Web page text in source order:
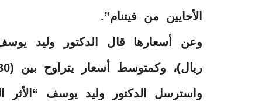
الأحايين من فيتنام”.
ريال)، وكمتوسط أسعار يتراوح بين (30 إلى 50 ريالًا)”.
واسترسل الدكتور وليد يوسف “الأثر